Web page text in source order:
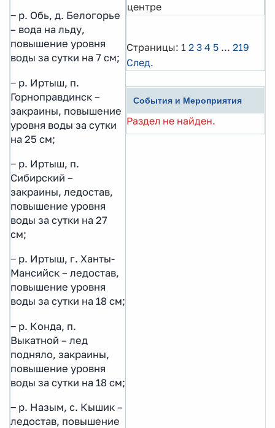
‒ р. Обь, д. Белогорье
– вода на льду,
повышение уровня
воды за сутки на 7 см;
‒ р. Иртыш, п.
Горноправдинск –
закраины, повышение
уровня воды за сутки
на 25 см;
‒ р. Иртыш, п.
Сибирский –
закраины, ледостав,
повышение уровня
воды за сутки на 27
см;
‒ р. Иртыш, г. Ханты-
Мансийск – ледостав,
повышение уровня
воды за сутки на 18 см;
‒ р. Конда, п.
Выкатной – лед
подняло, закраины,
повышение уровня
воды за сутки на 18 см;
‒ р. Назым, с. Кышик –
ледостав, повышение
центре
Страницы: 1 2 3 4 5 ... 219
След.
События и Мероприятия
Раздел не найден.